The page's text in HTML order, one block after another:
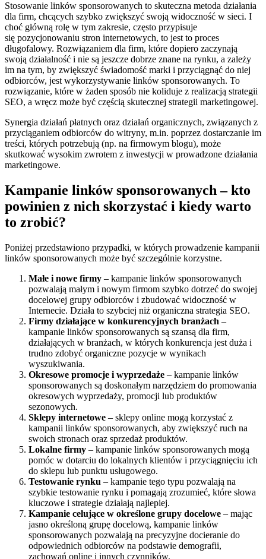
Stosowanie linków sponsorowanych to skuteczna metoda działania
dla firm, chcących szybko zwiększyć swoją widoczność w sieci. I
choć główną rolę w tym zakresie, często przypisuje
się pozycjonowaniu stron internetowych, to jest to proces
długofalowy. Rozwiązaniem dla firm, które dopiero zaczynają
swoją działalność i nie są jeszcze dobrze znane na rynku, a zależy
im na tym, by zwiększyć świadomość marki i przyciągnąć do niej
odbiorców, jest wykorzystywanie linków sponsorowanych. To
rozwiązanie, które w żaden sposób nie koliduje z realizacją strategii
SEO, a wręcz może być częścią skutecznej strategii marketingowej.
Synergia działań płatnych oraz działań organicznych, związanych z
przyciąganiem odbiorców do witryny, m.in. poprzez dostarczanie im
treści, których potrzebują (np. na firmowym blogu), może
skutkować wysokim zwrotem z inwestycji w prowadzone działania
marketingowe.
Kampanie linków sponsorowanych – kto
powinien z nich skorzystać i kiedy warto
to zrobić?
Poniżej przedstawiono przypadki, w których prowadzenie kampanii
linków sponsorowanych może być szczególnie korzystne.
Małe i nowe firmy – kampanie linków sponsorowanych
pozwalają małym i nowym firmom szybko dotrzeć do swojej
docelowej grupy odbiorców i zbudować widoczność w
Internecie. Działa to szybciej niż organiczna strategia SEO.
Firmy działające w konkurencyjnych branżach –
kampanie linków sponsorowanych są szansą dla firm,
działających w branżach, w których konkurencja jest duża i
trudno zdobyć organiczne pozycje w wynikach
wyszukiwania.
Okresowe promocje i wyprzedaże – kampanie linków
sponsorowanych są doskonałym narzędziem do promowania
okresowych wyprzedaży, promocji lub produktów
sezonowych.
Sklepy internetowe – sklepy online mogą korzystać z
kampanii linków sponsorowanych, aby zwiększyć ruch na
swoich stronach oraz sprzedaż produktów.
Lokalne firmy – kampanie linków sponsorowanych mogą
pomóc w dotarciu do lokalnych klientów i przyciągnięciu ich
do sklepu lub punktu usługowego.
Testowanie rynku – kampanie tego typu pozwalają na
szybkie testowanie rynku i pomagają zrozumieć, które słowa
kluczowe i strategie działają najlepiej.
Kampanie celujące w określone grupy docelowe – mając
jasno określoną grupę docelową, kampanie linków
sponsorowanych pozwalają na precyzyjne docieranie do
odpowiednich odbiorców na podstawie demografii,
zachowań online i innych czynników.